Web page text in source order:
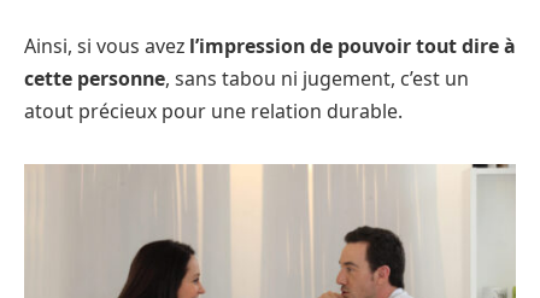
Ainsi, si vous avez l’impression de pouvoir tout dire à
cette personne, sans tabou ni jugement, c’est un
atout précieux pour une relation durable.